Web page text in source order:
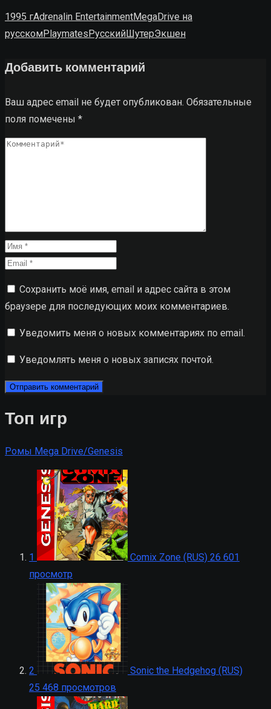
1995 гAdrenalin EntertainmentMegaDrive на
русскомPlaymates РусскийШутерЭкшен
Добавить комментарий
Ваш адрес email не будет опубликован. Обязательные
поля помечены *
Сохранить моё имя, email и адрес сайта в этом
браузере для последующих моих комментариев.
Уведомить меня о новых комментариях по email.
Уведомлять меня о новых записях почтой.
Топ игр
Ромы Mega Drive/Genesis
1 Comix Zone (RUS) 26 601
просмотр
2
Sonic the Hedgehog (RUS)
25 468 просмотров